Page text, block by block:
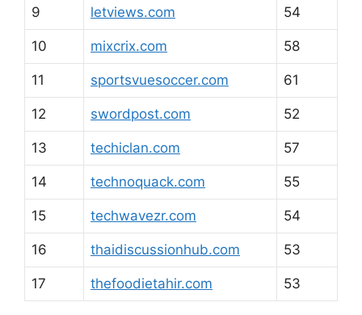
9 letviews.com 54
10 mixcrix.com 58
11 sportsvuesoccer.com 61
12 swordpost.com 52
13 techiclan.com 57
14 technoquack.com 55
15 techwavezr.com 54
16 thaidiscussionhub.com 53
17 thefoodietahir.com 53